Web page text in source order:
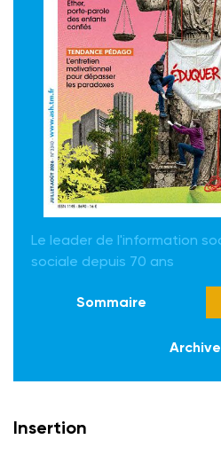
Le leader de l'information
sociale depuis 70 ans
Sommaire
Insertion